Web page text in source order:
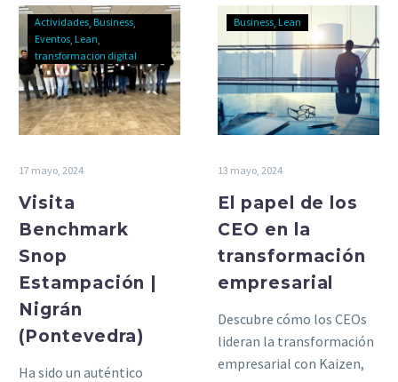
Actividades Business
Eventos Lean
transformacion digital
17 mayo, 2024
Visita
Benchmark
Snop
Estampación |
Nigrán
(Pontevedra)
Ha sido un auténtico
Business Lean
13 mayo, 2024
El papel de los
CEO en la
transformación
empresarial
Descubre cómo los CEOs
lideran la transformación
empresarial con Kaizen,